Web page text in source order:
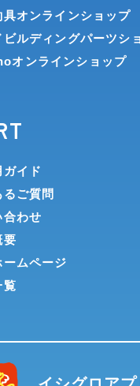
具オンラインショップ
ビルディングパーツシ
オンラインショップ
ガイド
るご質問
合わせ
要
ームページ
覧